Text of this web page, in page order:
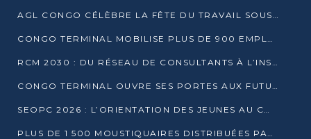
AGL CONGO CÉLÈBRE LA FÊTE DU TRAVAIL SOUS LE SIGNE DE LA COHÉSION
CONGO TERMINAL MOBILISE PLUS DE 900 EMPLOYÉS AUTOUR DE LA SÉCURITÉ AU TRAVAIL
RCM 2030 : DU RÉSEAU DE CONSULTANTS À L’INSTRUMENT DE PUISSANCE EN AFRIQUE FRANCOPHONE
CONGO TERMINAL OUVRE SES PORTES AUX FUTURS INGÉNIEURS AU FORUM DES MÉTIERS D’UCAC-ICAM
SEOPC 2026 : L’ORIENTATION DES JEUNES AU CŒUR DE LA DEUXIÈME ÉDITION
PLUS DE 1 500 MOUSTIQUAIRES DISTRIBUÉES PAR AGL ET CONGO TERMINAL DANS LA LUTTE CONTRE LE PALUDISME